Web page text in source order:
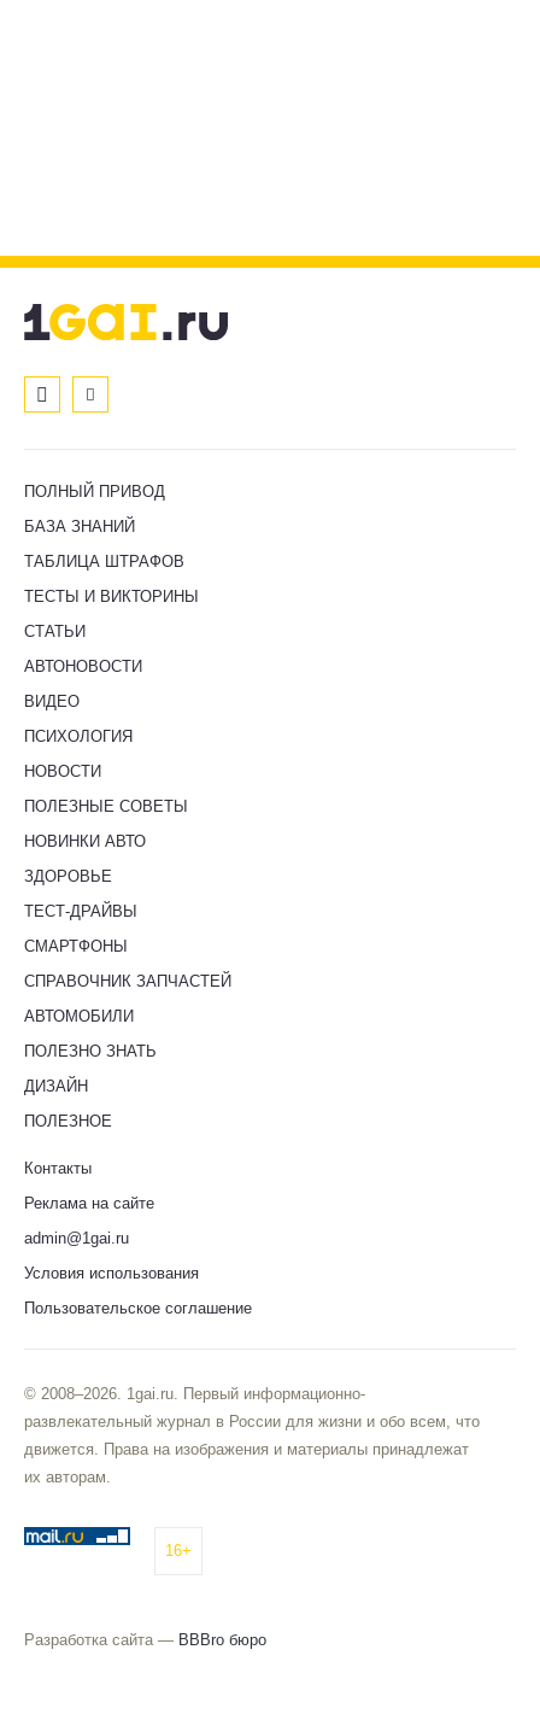
ПОЛНЫЙ ПРИВОД
БАЗА ЗНАНИЙ
ТАБЛИЦА ШТРАФОВ
ТЕСТЫ И ВИКТОРИНЫ
СТАТЬИ
АВТОНОВОСТИ
ВИДЕО
ПСИХОЛОГИЯ
НОВОСТИ
ПОЛЕЗНЫЕ СОВЕТЫ
НОВИНКИ АВТО
ЗДОРОВЬЕ
ТЕСТ-ДРАЙВЫ
СМАРТФОНЫ
СПРАВОЧНИК ЗАПЧАСТЕЙ
АВТОМОБИЛИ
ПОЛЕЗНО ЗНАТЬ
ДИЗАЙН
ПОЛЕЗНОЕ
Контакты
Реклама на сайте
admin@1gai.ru
Условия использования
Пользовательское соглашение
© 2008–2026. 1gai.ru. Первый информационно-
развлекательный журнал в России для жизни и обо всем, что
движется. Права на изображения и материалы принадлежат
их авторам.
16+
Разработка сайта — BBBro бюро